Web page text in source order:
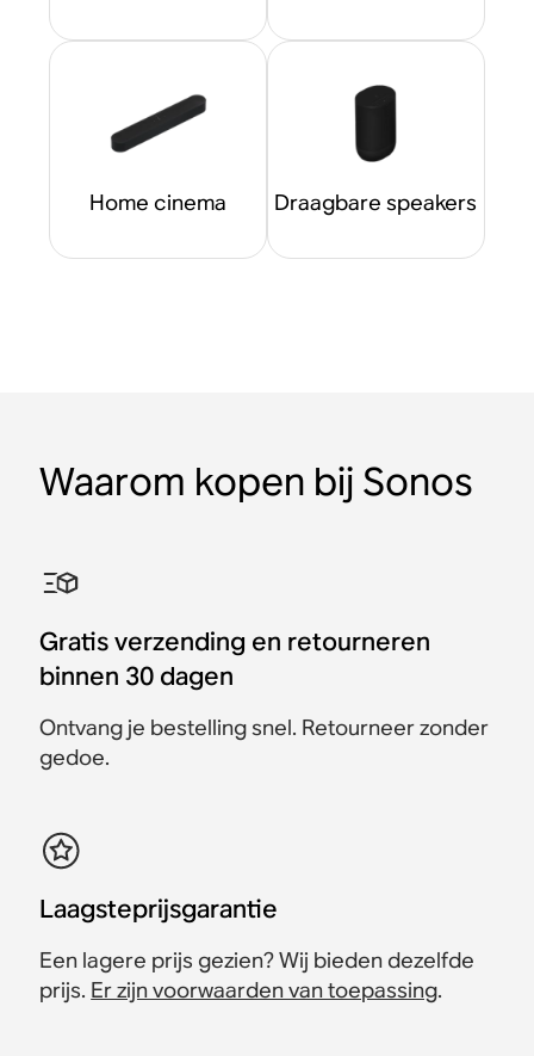
Home cinema Draagbare speakers
Waarom kopen bij Sonos
Gratis verzending en retourneren
binnen 30 dagen
Ontvang je bestelling snel. Retourneer zonder
gedoe.
Laagsteprijsgarantie
Een lagere prijs gezien? Wij bieden dezelfde
prijs. Er zijn voorwaarden van toepassing.